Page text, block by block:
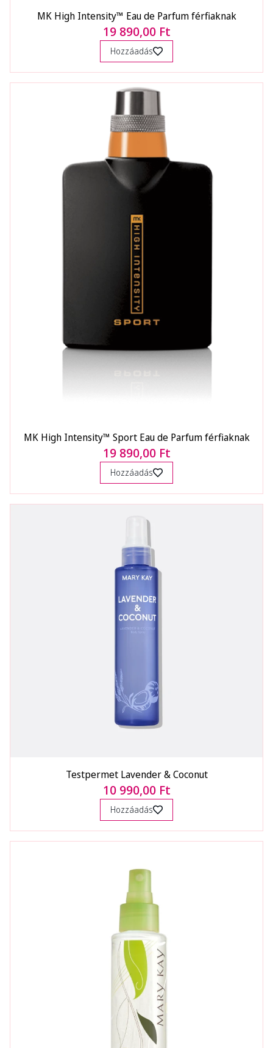
MK High Intensity™ Eau de Parfum férfiaknak
19 890,00 Ft
Hozzáadás
MK High Intensity™ Sport Eau de Parfum férfiaknak
19 890,00 Ft
Hozzáadás
Testpermet Lavender & Coconut
10 990,00 Ft
Hozzáadás